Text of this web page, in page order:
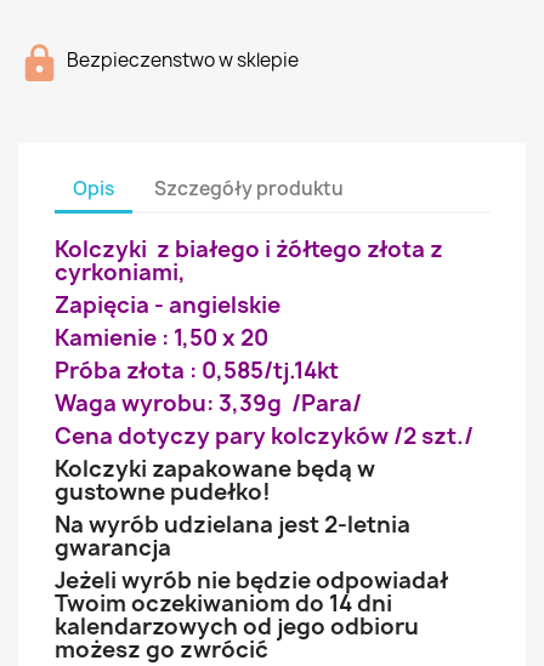
Bezpieczenstwo w sklepie
Opis Szczegóły produktu
Kolczyki z białego i żółtego złota z
cyrkoniami,
Zapięcia - angielskie
Kamienie : 1,50 x 20
Próba złota : 0,585/tj.14kt
Waga wyrobu: 3,39g /Para/
Cena dotyczy pary kolczyków /2 szt./
Kolczyki zapakowane będą w
gustowne pudełko!
Na wyrób udzielana jest 2-letnia
gwarancja
Jeżeli wyrób nie będzie odpowiadał
Twoim oczekiwaniom do 14 dni
kalendarzowych od jego odbioru
możesz go zwrócić